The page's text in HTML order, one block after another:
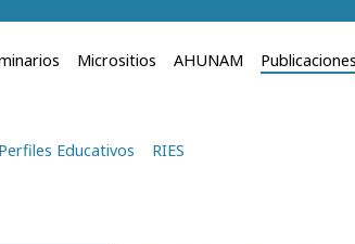
Micrositios AHUNAM Publicaciones
Perfiles Educativos RIES